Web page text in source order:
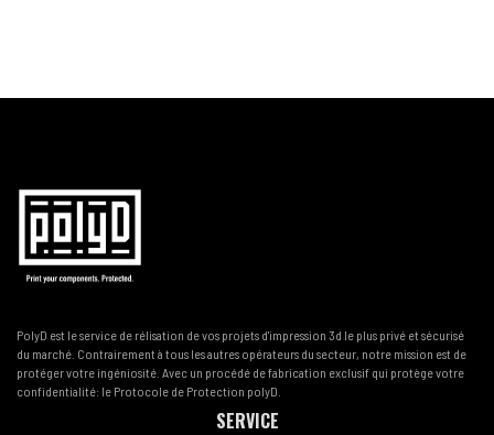
PolyD est le service de rélisation de vos projets d'impression 3d le plus privé et sécurisé
du marché. Contrairement à tous les autres opérateurs du secteur, notre mission est de
protéger votre ingéniosité. Avec un procédé de fabrication exclusif qui protège votre
confidentialité: le Protocole de Protection polyD.
SERVICE